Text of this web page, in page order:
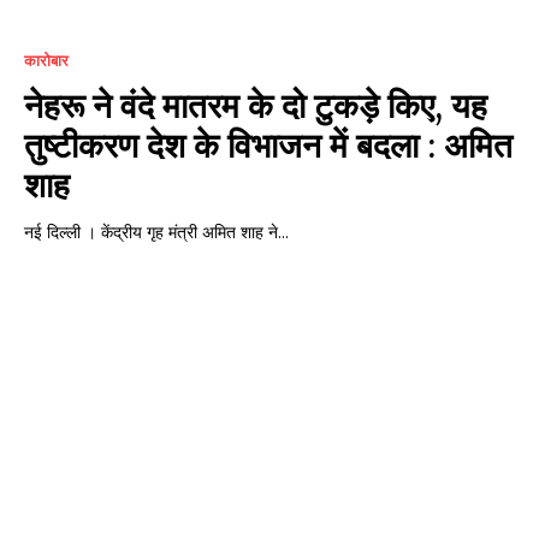
कारोबार
नेहरू ने वंदे मातरम के दो टुकड़े किए, यह
तुष्टीकरण देश के विभाजन में बदला : अमित
शाह
नई दिल्ली । केंद्रीय गृह मंत्री अमित शाह ने...